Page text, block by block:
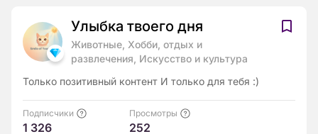
Улыбка твоего дня
Животные, Хобби, отдых и
развлечения, Искусство и культура
Только позитивный контент И только для тебя :)
Подписчики
1 326
Просмотры
252